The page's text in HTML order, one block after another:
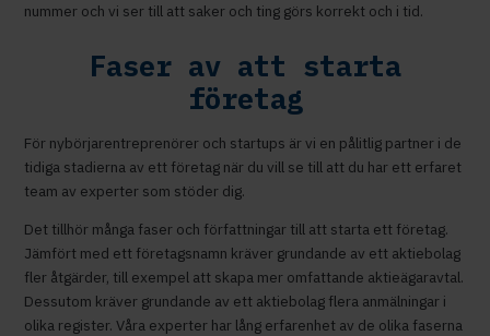
nummer och vi ser till att saker och ting görs korrekt och i tid.
Faser av att starta
företag
För nybörjarentreprenörer och startups är vi en pålitlig partner i de
tidiga stadierna av ett företag när du vill se till att du har ett erfaret
team av experter som stöder dig.
Det tillhör många faser och författningar till att starta ett företag.
Jämfört med ett företagsnamn kräver grundande av ett aktiebolag
fler åtgärder, till exempel att skapa mer omfattande aktieägaravtal.
Dessutom kräver grundande av ett aktiebolag flera anmälningar i
olika register. Våra experter har lång erfarenhet av de olika faserna